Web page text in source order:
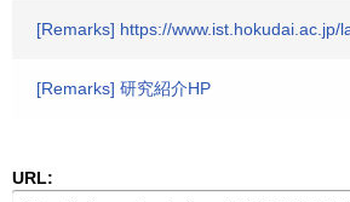
[Remarks] https://www.ist.hokudai.ac.jp/
[Remarks] 研究紹介HP
URL: